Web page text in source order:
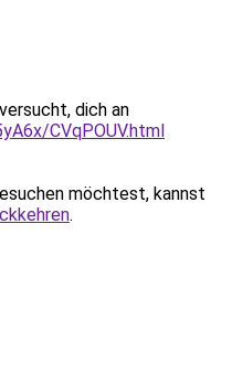
dich an
CVqPOUV.html
möchtest, kannst
.